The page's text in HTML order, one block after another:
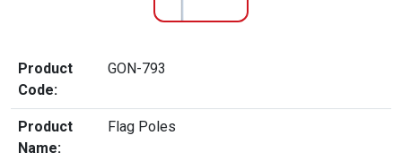
Product
Code:
GON-793
Product
Name:
Flag Poles